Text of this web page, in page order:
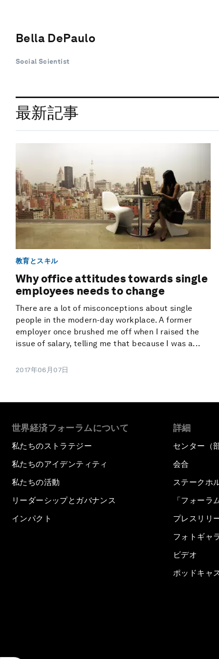
Bella DePaulo
Social Scientist
最新記事
教育とスキル
Why office attitudes towards single
employees needs to change
There are a lot of misconceptions about single
people in the modern-day workplace. A former
employer once brushed me off when I raised the
issue of salary, telling me that because I was a...
2017年06月07日
世界経済フォーラムについて
私たちのストラテジー
私たちのアイデンティティ
私たちの活動
リーダーシップとガバナンス
インパクト
詳細
センター（
会合
ステークホ
「フォーラ
プレスリリ
フォトギャ
ビデオ
ポッドキャ